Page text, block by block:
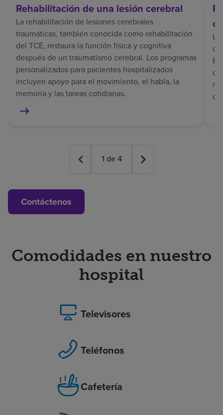
Rehabilitación de una lesión cerebral
La rehabilitación de lesiones cerebrales
traumáticas, también conocida como rehabilitación
del TCE, restaura la función física y cognitiva
después de un traumatismo cerebral. Los programas
personalizados para pacientes hospitalizados
incluyen apoyo para el movimiento, el habla, la
memoria y las tareas cotidianas.
El
1 de 4
Contáctenos
Comodidades en nuestro
hospital
Televisores
Teléfonos
Cafetería